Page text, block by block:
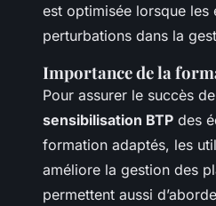
est optimisée lorsque les
perturbations dans la
Importance de la
Pour assurer le succès
sensibilisation BTP des
formation adaptés, les
améliore la gestion des
permettent aussi